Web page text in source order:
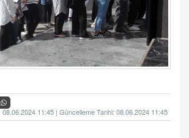
08.06.2024 11:45 | Güncelleme Tarihi: 08.06.2024 11:45